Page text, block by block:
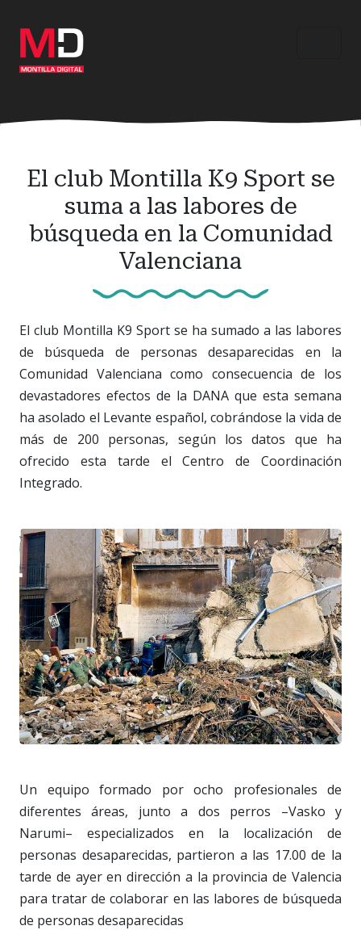
contenido
principal
El club Montilla K9 Sport se
suma a las labores de
búsqueda en la Comunidad
Valenciana
El club Montilla K9 Sport se ha sumado a las labores
de búsqueda de personas desaparecidas en la
Comunidad Valenciana como consecuencia de los
devastadores efectos de la DANA que esta semana
ha asolado el Levante español, cobrándose la vida de
más de 200 personas, según los datos que ha
ofrecido esta tarde el Centro de Coordinación
Integrado.
Un equipo formado por ocho profesionales de
diferentes áreas, junto a dos perros –Vasko y
Narumi– especializados en la localización de
personas desaparecidas, partieron a las 17.00 de la
tarde de ayer en dirección a la provincia de Valencia
para tratar de colaborar en las labores de búsqueda
de personas desaparecidas